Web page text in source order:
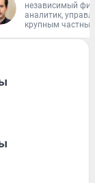
независимый
аналитик,
крупным